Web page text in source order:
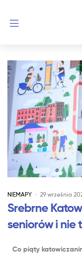
NIEMAPY 29 września
Srebrne
seniorów i nie
Co piąty